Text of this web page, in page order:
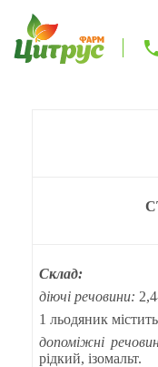
Склад:
діючі речовини:
1 льодяник
допоміжні
рідкий, ізомальт.